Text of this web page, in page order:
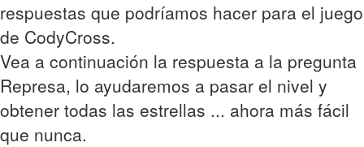
respuestas que podríamos hacer para el juego
de CodyCross.
Vea a continuación la respuesta a la pregunta
Represa, lo ayudaremos a pasar el nivel y
obtener todas las estrellas ... ahora más fácil
que nunca.